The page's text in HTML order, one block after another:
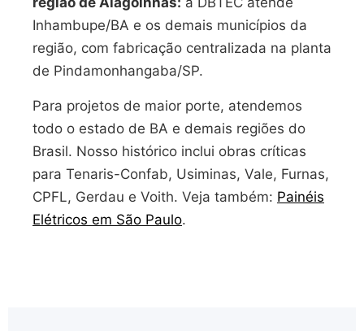
Inhambupe/BA e os demais municípios da
região, com fabricação centralizada na planta
de Pindamonhangaba/SP.
Para projetos de maior porte, atendemos
todo o estado de BA e demais regiões do
Brasil. Nosso histórico inclui obras críticas
para Tenaris-Confab, Usiminas, Vale, Furnas,
CPFL, Gerdau e Voith. Veja também: Painéis
Elétricos em São Paulo.